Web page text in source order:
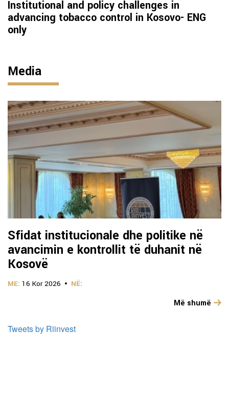
Institutional and policy challenges in
advancing tobacco control in Kosovo- ENG
only
Media
Sfidat institucionale dhe politike në
avancimin e kontrollit të duhanit në
Kosovë
ME: 16 Kor 2026 NË:
Më shumë
Tweets by Riinvest